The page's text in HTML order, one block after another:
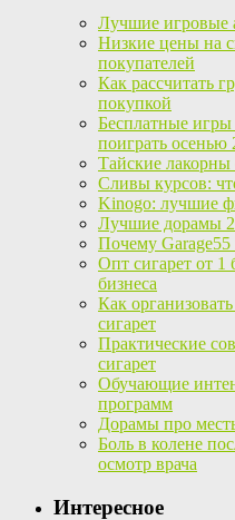
Лучшие игровые
Низкие цены на
покупателей
Как рассчитать
покупкой
Бесплатные
поиграть осенью
Тайские лакорны
Сливы курсов:
Kinogo: лучшие
Лучшие дорамы
Почему Garage55
Опт сигарет от
бизнеса
Как
сигарет
Практические
сигарет
Обучающие
программ
Дорамы про
Боль в колене
осмотр врача
Интересное